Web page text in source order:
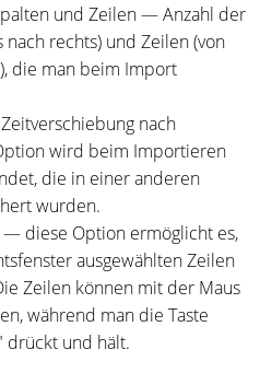
und Zeilen — Anzahl der
nach rechts) und Zeilen (von
die man beim Import
nach
wird beim Importieren
die in einer anderen
wurden.
— diese Option ermöglicht es,
ausgewählten Zeilen
Zeilen können mit der Maus
während man die Taste
drückt und hält.